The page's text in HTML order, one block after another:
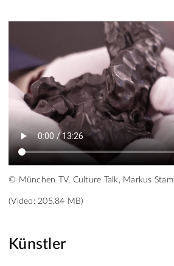
© München TV, Culture Talk, Markus
(Video: 205,84 MB)
Künstler